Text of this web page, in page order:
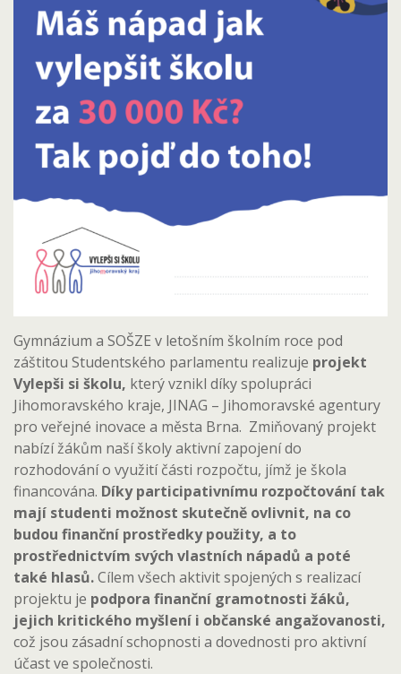
Gymnázium a SOŠZE v letošním školním roce pod
záštitou Studentského parlamentu realizuje projekt
Vylepši si školu, který vznikl díky spolupráci
Jihomoravského kraje, JINAG – Jihomoravské agentury
pro veřejné inovace a města Brna. Zmiňovaný projekt
nabízí žákům naší školy aktivní zapojení do
rozhodování o využití části rozpočtu, jímž je škola
financována. Díky participativnímu rozpočtování tak
mají studenti možnost skutečně ovlivnit, na co
budou finanční prostředky použity, a to
prostřednictvím svých vlastních nápadů a poté
také hlasů.Cílem všech aktivit spojených s realizací
projektu je podpora finanční gramotnosti žáků,
jejich kritického myšlení i občanské angažovanosti,
což jsou zásadní schopnosti a dovednosti pro aktivní
účast ve společnosti.